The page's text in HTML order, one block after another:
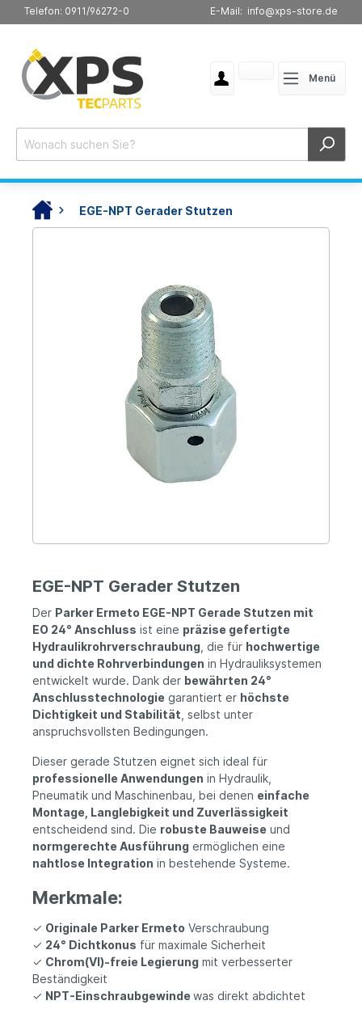
Telefon: 0911/96272-0 E-Mail: info@xps-store.de
Menü
EGE-NPT Gerader Stutzen
EGE-NPT Gerader Stutzen
Der Parker Ermeto EGE-NPT Gerade Stutzen mit
EO 24° Anschluss ist eine präzise gefertigte
Hydraulikrohrverschraubung, die für hochwertige
und dichte Rohrverbindungen in Hydrauliksystemen
entwickelt wurde. Dank der bewährten 24°
Anschlusstechnologie garantiert er höchste
Dichtigkeit und Stabilität, selbst unter
anspruchsvollsten Bedingungen.
Dieser gerade Stutzen eignet sich ideal für
professionelle Anwendungen in Hydraulik,
Pneumatik und Maschinenbau, bei denen einfache
Montage, Langlebigkeit und Zuverlässigkeit
entscheidend sind. Die robuste Bauweise und
normgerechte Ausführung ermöglichen eine
nahtlose Integration in bestehende Systeme.
Merkmale:
✓ Originale Parker Ermeto Verschraubung
✓ 24° Dichtkonus für maximale Sicherheit
✓ Chrom(VI)-freie Legierung mit verbesserter
Beständigkeit
✓ NPT-Einschraubgewinde was direkt abdichtet